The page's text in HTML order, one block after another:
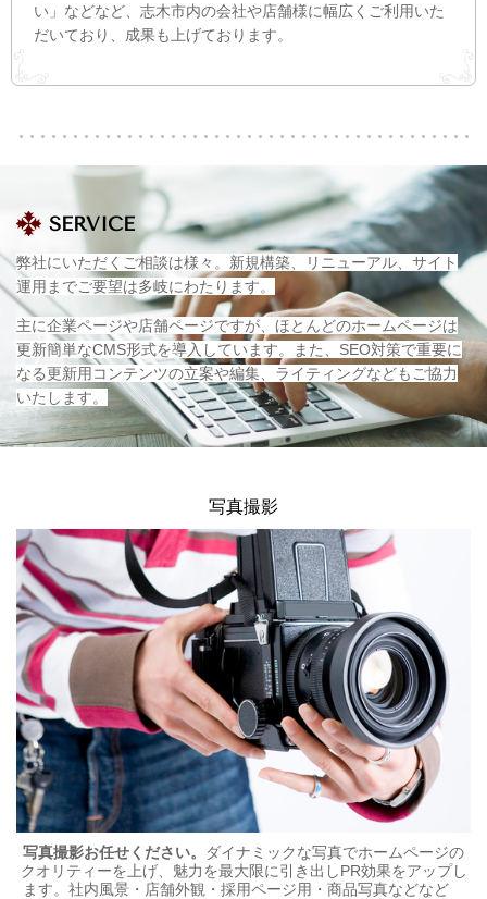
い」などなど、志木市内の会社や店舗様に幅広くご利用いた
だいており、成果も上げております。
SERVICE
弊社にいただくご相談は様々。新規構築、リニューアル、サイト
運用までご要望は多岐にわたります。
主に企業ページや店舗ページですが、ほとんどのホームページは
更新簡単なCMS形式を導入しています。また、SEO対策で重要に
なる更新用コンテンツの立案や編集、ライティングなどもご協力
いたします。
写真撮影
写真撮影お任せください。
ダイナミックな写真でホームページの
クオリティーを上げ、魅力を最大限に引き出しPR効果をアップし
ます。社内風景・店舗外観・採用ページ用・商品写真などなど